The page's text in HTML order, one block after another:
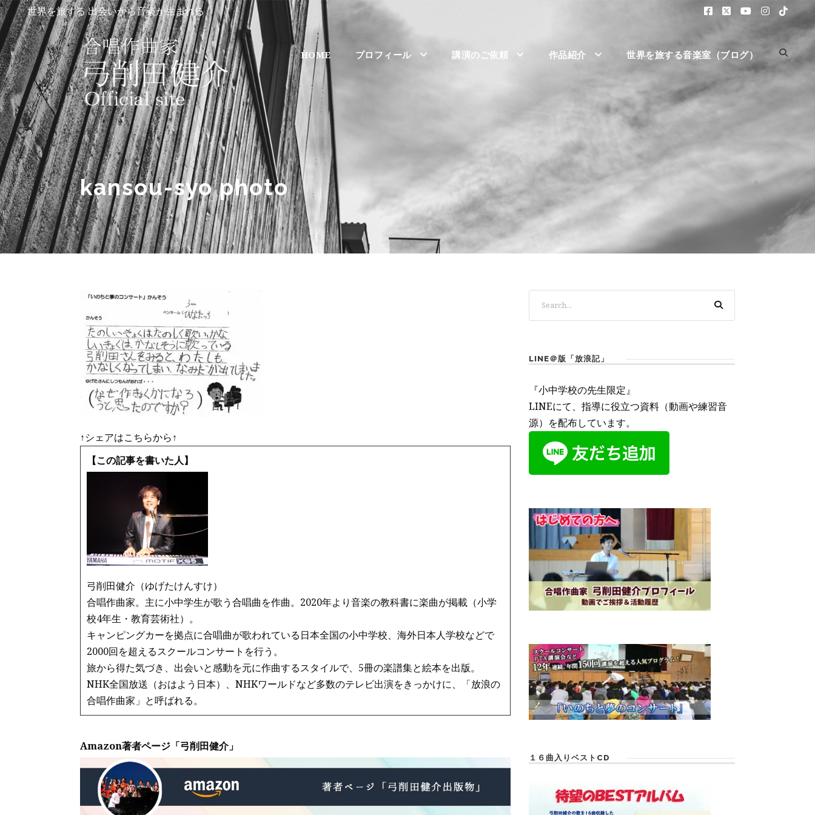
世界を旅する 出会いから音楽が生まれる
HOME プロフィール 講演のご依頼 作品紹介 世界を旅する音楽室（ブログ）
kansou-syo photo
↑シェアはこちらから↑
【この記事を書いた人】
弓削田健介（ゆげたけんすけ）
合唱作曲家。主に小中学生が歌う合唱曲を作曲。2020年より音楽の教科書に楽曲が掲載（小学
校4年生・教育芸術社）。
キャンピングカーを拠点に合唱曲が歌われている日本全国の小中学校、海外日本人学校などで
2000回を超えるスクールコンサートを行う。
旅から得た気づき、出会いと感動を元に作曲するスタイルで、5冊の楽譜集と絵本を出版。
NHK全国放送（おはよう日本）、NHKワールドなど多数のテレビ出演をきっかけに、「放浪の
合唱作曲家」と呼ばれる。
Amazon著者ページ「弓削田健介」
LINE＠版「放浪記」
『小中学校の先生限定』
LINEにて、指導に役立つ資料（動画や練習音
源）を配布しています。
１６曲入りベストCD